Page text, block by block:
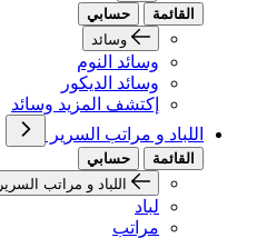
القائمة
حسابي
وسائد
وسائد النوم
وسائد الديكور
إكتشف المزيد وسائد
اللباد و مراتب السرير
القائمة
حسابي
اللباد و مراتب السرير
لباد
مراتب